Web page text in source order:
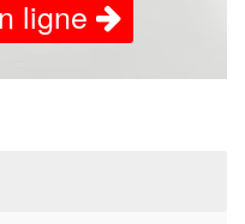
ligne